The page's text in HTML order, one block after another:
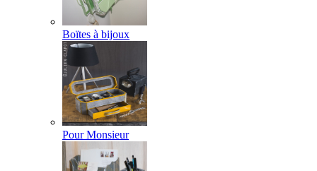
Boïtes à bijoux
Pour Monsieur